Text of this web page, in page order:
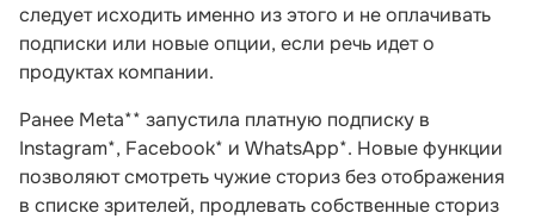
следует исходить именно из этого и не оплачивать
подписки или новые опции, если речь идет о
продуктах компании.
Ранее Meta** запустила платную подписку в
Instagram*, Facebook* и WhatsApp*. Новые функции
позволяют смотреть чужие сториз без отображения
в списке зрителей, продлевать собственные сториз